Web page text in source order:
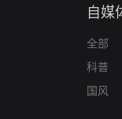
自媒
全部
科普
国风